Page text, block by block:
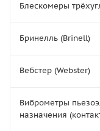
Блескомеры
Бринелль (Brinell)
Вебстер (Webster)
Виброметры
назначения